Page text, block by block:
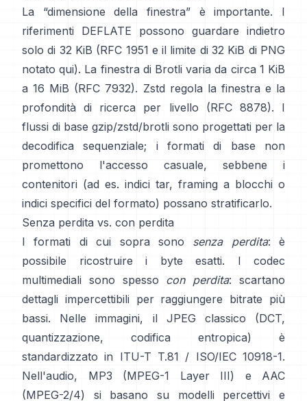
La “dimensione della finestra” è importante. I
riferimenti DEFLATE possono guardare indietro
solo di 32 KiB (RFC 1951 e il limite di 32 KiB di PNG
notato qui). La finestra di Brotli varia da circa 1 KiB
a 16 MiB (RFC 7932). Zstd regola la finestra e la
profondità di ricerca per livello
(RFC 8878). I
flussi di base gzip/zstd/brotli sono progettati per la
decodifica sequenziale; i formati di base
non
promettono l'accesso casuale, sebbene i
contenitori (ad es. indici tar, framing a blocchi o
indici specifici del formato) possano stratificarlo.
Senza perdita vs. con perdita
I formati di cui sopra sono senza perdita: è
possibile ricostruire i byte esatti. I codec
multimediali sono spesso con perdita: scartano
dettagli impercettibili per raggiungere bitrate più
bassi. Nelle immagini, il JPEG classico (DCT,
quantizzazione, codifica entropica) è
standardizzato in ITU-T T.81 / ISO/IEC 10918-1.
Nell'audio, MP3 (MPEG-1 Layer III) e AAC
(MPEG-2/4) si basano su modelli percettivi e